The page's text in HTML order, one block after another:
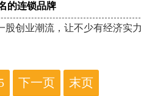
的连锁品牌
股创业潮流，让不少有经济实
下一页 末页